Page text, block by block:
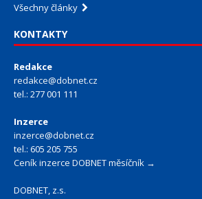
Všechny články
KONTAKTY
Redakce
redakce@dobnet.cz
tel.: 277 001 111
Inzerce
inzerce@dobnet.cz
tel.: 605 205 755
Ceník inzerce DOBNET měsíčník →
DOBNET, z.s.